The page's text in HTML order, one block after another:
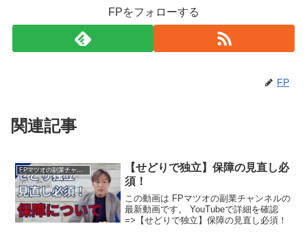
FPをフォローする
FP
関連記事
【せどりで独立】保障の見直し必
須！
この動画は FPマツオの副業チャンネルの
最新動画です。 YouTubeで詳細を確認
=>【せどりで独立】保障の見直し必須！